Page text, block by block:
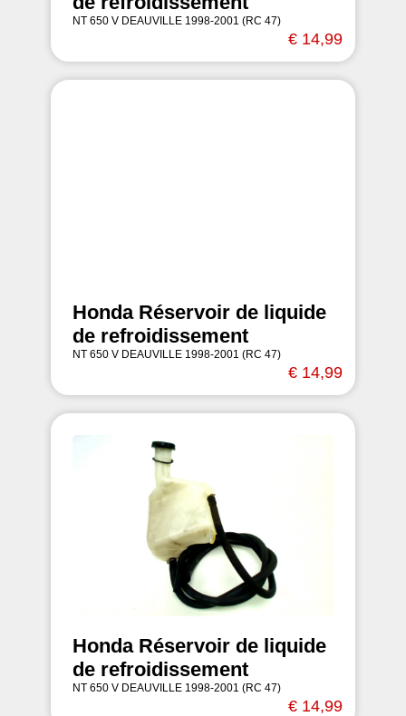
NT 650 V DEAUVILLE 1998-2001 (RC 47)
€ 14,99
Honda Réservoir de liquide
de refroidissement
NT 650 V DEAUVILLE 1998-2001 (RC 47)
€ 14,99
Honda Réservoir de liquide
de refroidissement
NT 650 V DEAUVILLE 1998-2001 (RC 47)
€ 14,99